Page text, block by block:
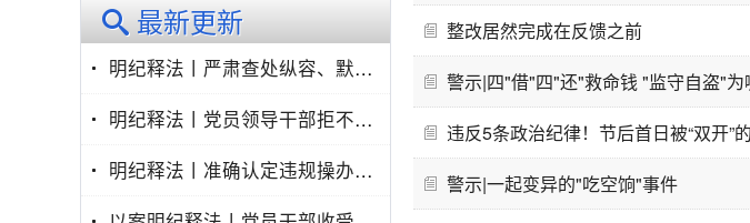
整改居然完成在反馈之前
警示|四"借"四"还"救命钱 "监守自盗"为
违反5条政治纪律！节后首日被“双开”
警示|一起变异的"吃空饷"事件
最新更新
明纪释法丨严肃查处纵容、默许特定关系人谋取私利行为
明纪释法丨党员领导干部拒不纠正亲属违规从业行为如何处理
明纪释法丨准确认定违规操办婚丧喜庆事宜行为